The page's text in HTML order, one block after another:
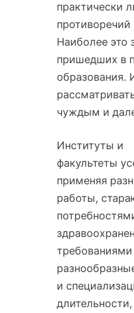
практически
противоречий
Наиболее это
пришедших в
образования.
чуждым и
Институты и
факультеты
применяя
работы,
и